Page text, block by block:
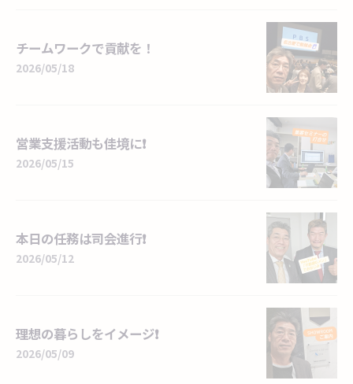
チームワークで貢献を！
2026/05/18
営業支援活動も佳境に❗
2026/05/15
本日の任務は司会進行❗
2026/05/12
理想の暮らしをイメージ❗
2026/05/09